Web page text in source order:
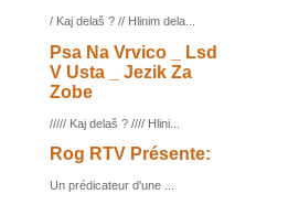
/ Kaj delaš ? // Hlinim dela...
Psa Na Vrvico _ Lsd
V Usta _ Jezik Za
Zobe
///// Kaj delaš ? //// Hlini...
Rog RTV Présente:
Un prédicateur d'une ...